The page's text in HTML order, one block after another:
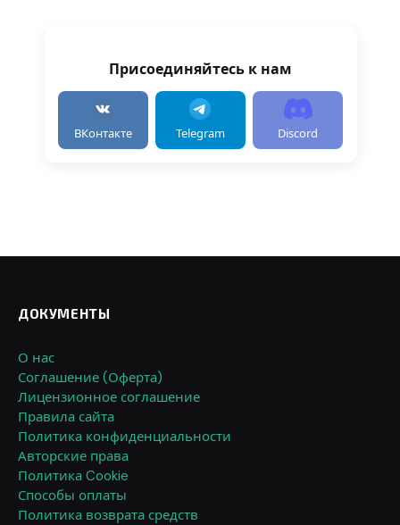
Присоединяйтесь к нам
ВКонтакте Telegram Discord
ДОКУМЕНТЫ
О нас
Соглашение (Оферта)
Лицензионное соглашение
Правила сайта
Политика конфиденциальности
Авторские права
Политика Cookie
Способы оплаты
Политика возврата средств